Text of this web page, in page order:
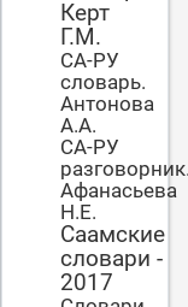
Керт
Г.М.
СА-РУ
словарь.
Антонова
А.А.
СА-РУ
Афанасьева
Н.Е.
Саамские
словари -
2017